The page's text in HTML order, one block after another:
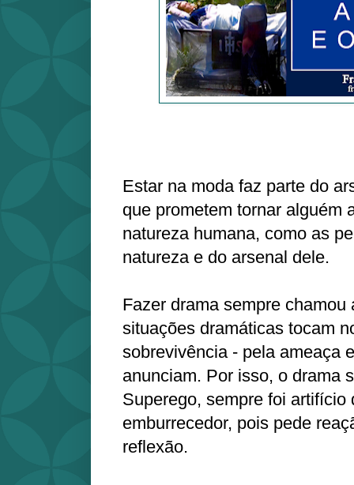
Estar na moda faz parte do
que prometem tornar alguém
natureza humana, como as
natureza e do arsenal dele.
Fazer drama sempre chamou
situações dramáticas tocam
sobrevivência - pela ameaça
anunciam. Por isso, o drama
Superego, sempre foi artifício
emburrecedor, pois pede
reflexão.